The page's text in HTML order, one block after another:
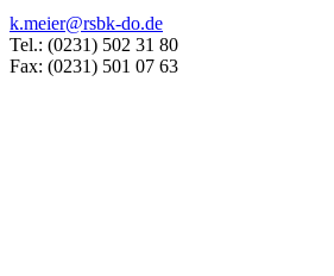
k.meier@rsbk-do.de
Tel.: (0231) 502 31 80
Fax: (0231) 501 07 63